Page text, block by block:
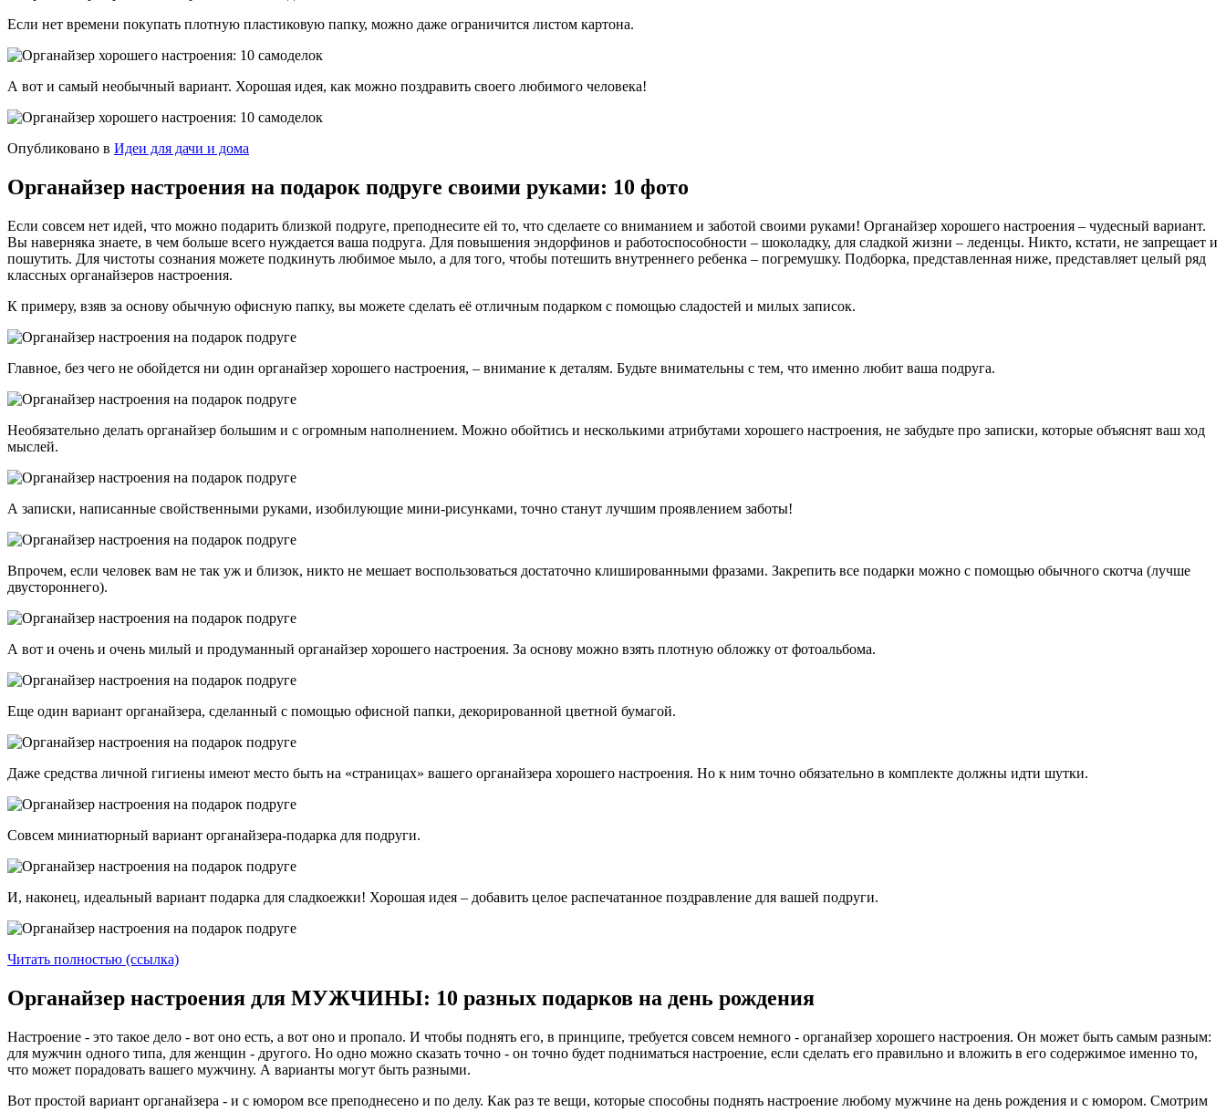
Если нет времени покупать плотную пластиковую папку, можно даже ограничится листом картона.
А вот и самый необычный вариант. Хорошая идея, как можно поздравить своего любимого человека!
Опубликовано в Идеи для дачи и дома
Органайзер настроения на подарок подруге своими руками: 10 фото
Если совсем нет идей, что можно подарить близкой подруге, преподнесите ей то, что сделаете со вниманием и заботой своими руками! Органайзер хорошего настроения – чудесный вариант.
Вы наверняка знаете, в чем больше всего нуждается ваша подруга. Для повышения эндорфинов и работоспособности – шоколадку, для сладкой жизни – леденцы. Никто, кстати, не запрещает и
пошутить. Для чистоты сознания можете подкинуть любимое мыло, а для того, чтобы потешить внутреннего ребенка – погремушку. Подборка, представленная ниже, представляет целый ряд
классных органайзеров настроения.
К примеру, взяв за основу обычную офисную папку, вы можете сделать её отличным подарком с помощью сладостей и милых записок.
Главное, без чего не обойдется ни один органайзер хорошего настроения, – внимание к деталям. Будьте внимательны с тем, что именно любит ваша подруга.
Необязательно делать органайзер большим и с огромным наполнением. Можно обойтись и несколькими атрибутами хорошего настроения, не забудьте про записки, которые объяснят ваш ход
мыслей.
А записки, написанные свойственными руками, изобилующие мини-рисунками, точно станут лучшим проявлением заботы!
Впрочем, если человек вам не так уж и близок, никто не мешает воспользоваться достаточно клишированными фразами. Закрепить все подарки можно с помощью обычного скотча (лучше
двустороннего).
А вот и очень и очень милый и продуманный органайзер хорошего настроения. За основу можно взять плотную обложку от фотоальбома.
Еще один вариант органайзера, сделанный с помощью офисной папки, декорированной цветной бумагой.
Даже средства личной гигиены имеют место быть на «страницах» вашего органайзера хорошего настроения. Но к ним точно обязательно в комплекте должны идти шутки.
Совсем миниатюрный вариант органайзера-подарка для подруги.
И, наконец, идеальный вариант подарка для сладкоежки! Хорошая идея – добавить целое распечатанное поздравление для вашей подруги.
Читать полностью (ссылка)
Органайзер настроения для МУЖЧИНЫ: 10 разных подарков на день рождения
Настроение - это такое дело - вот оно есть, а вот оно и пропало. И чтобы поднять его, в принципе, требуется совсем немного - органайзер хорошего настроения. Он может быть самым разным:
для мужчин одного типа, для женщин - другого. Но одно можно сказать точно - он точно будет подниматься настроение, если сделать его правильно и вложить в его содержимое именно то,
что может порадовать вашего мужчину. А варианты могут быть разными.
Вот простой вариант органайзера - и с юмором все преподнесено и по делу. Как раз те вещи, которые способны поднять настроение любому мужчине на день рождения и с юмором. Смотрим